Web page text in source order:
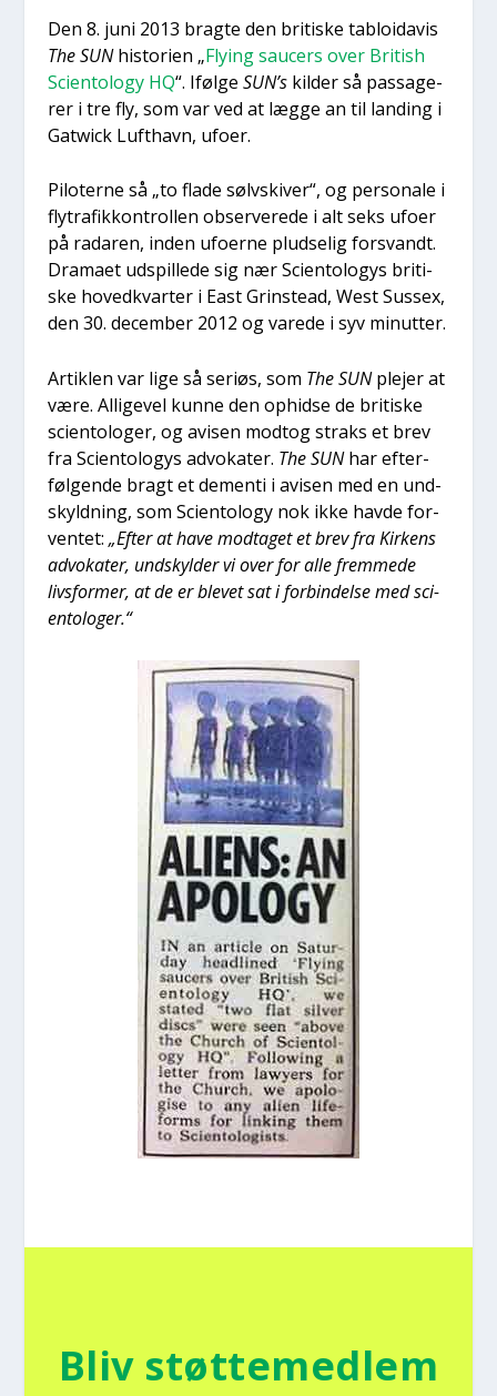
Den 8. juni 2013 brag­te den bri­ti­ske tabloi­da­vis
The SUNhisto­ri­en „Flying sau­cers over Bri­tish
Sci­en­to­lo­gy HQ“. Iføl­ge SUN’skil­der så pas­sa­ge­
rer i tre fly, som var ved at læg­ge an til lan­ding i
Gatwi­ck Luft­havn, ufo­er.
Pilo­ter­ne så „to fla­de sølvski­ver“, og per­so­na­le i
fly­tra­fik­kon­trol­len obser­ve­re­de i alt seks ufo­er
på rada­ren, inden ufo­er­ne plud­se­lig for­svandt.
Dra­ma­et udspil­le­de sig nær Sci­en­to­lo­gys bri­ti­
ske hoved­kvar­ter i East Grin­ste­ad, West Sus­sex,
den 30. decem­ber 2012 og vare­de i syv minut­ter.
Artik­len var lige så seri­øs, som The SUNple­jer at
være. Alli­ge­vel kun­ne den ophid­se de bri­ti­ske
sci­en­to­lo­ger, og avi­sen modt­og straks et brev
fra Sci­en­to­lo­gys advo­ka­ter. The SUNhar efter­
føl­gen­de bragt et demen­ti i avi­sen med en und­
skyld­ning, som Sci­en­to­lo­gy nok ikke hav­de for­
ven­tet: „Efter at have mod­ta­get et brev fra Kir­kens
advo­ka­ter, und­skyl­der vi over for alle frem­me­de
livs­for­mer, at de er ble­vet sat i for­bin­del­se med sci­
en­to­lo­ger.“
Bliv støt­te­med­lem